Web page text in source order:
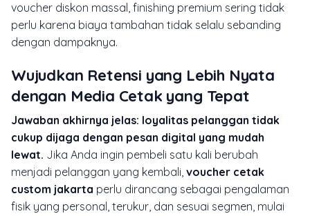
voucher diskon massal, finishing premium sering tidak
perlu karena biaya tambahan tidak selalu sebanding
dengan dampaknya.
Wujudkan Retensi yang Lebih Nyata
dengan Media Cetak yang Tepat
Jawaban akhirnya jelas: loyalitas pelanggan tidak
cukup dijaga dengan pesan digital yang mudah
lewat. Jika Anda ingin pembeli satu kali berubah
menjadi pelanggan yang kembali, voucher cetak
custom jakarta perlu dirancang sebagai pengalaman
fisik yang personal, terukur, dan sesuai segmen, mulai